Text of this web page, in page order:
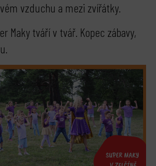
vzduchu a mezi zvířátky.
Maky tváří v tvář. Kopec zábavy,